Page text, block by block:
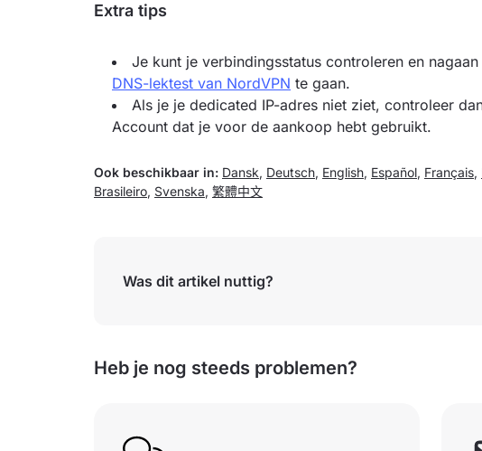
Extra tips
Je kunt je verbindingsstatus controleren en
DNS-lektest van NordVPN te gaan.
Als je je dedicated IP-adres niet ziet, controleer
Account dat je voor de aankoop hebt gebruikt.
Ook beschikbaar in: Dansk, Deutsch, English, Español, Français,
Brasileiro, Svenska, 繁體中文
Was dit artikel nuttig?
Heb je nog steeds problemen?